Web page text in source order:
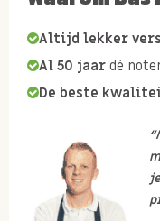
Altijd lekker vers
Al 50 jaar dé
De beste